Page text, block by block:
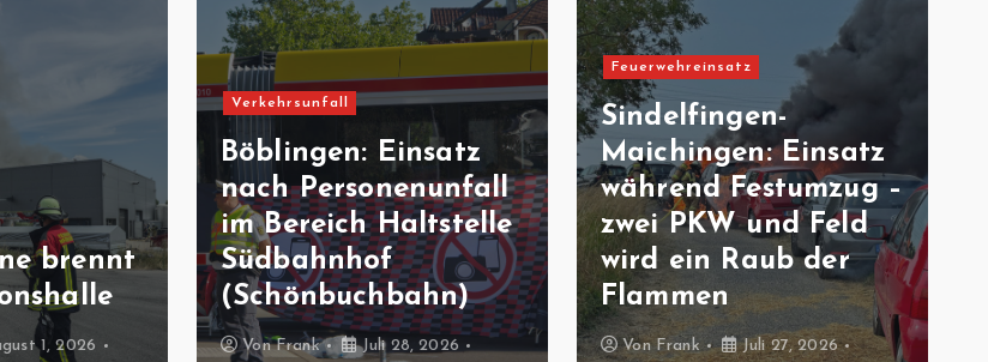
brennt
1, 2026
Verkehrsunfall
Böblingen: Einsatz
nach Personenunfall
im Bereich Haltstelle
Südbahnhof
(Schönbuchbahn)
VonFrank Juli 28, 2026
Feuerwehreinsatz
Sindelfingen-
Maichingen: Einsatz
während Festumzug –
zwei PKW und Feld
wird ein Raub der
Flammen
Von Frank Juli 27, 2026